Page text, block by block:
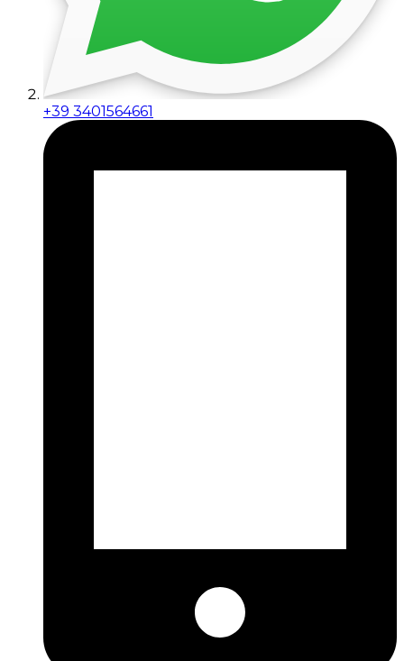
+39 3401564661